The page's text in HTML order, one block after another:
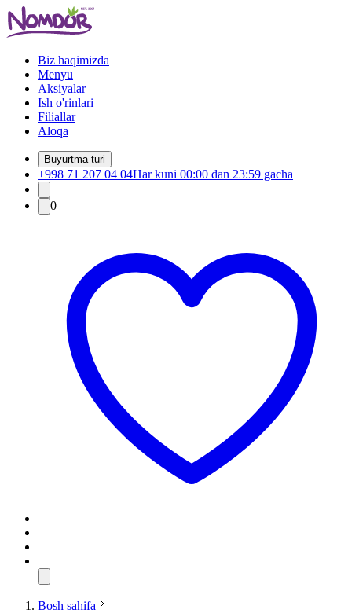
Biz haqimizda
Menyu
Aksiyalar
Ish o'rinlari
Filiallar
Aloqa
Buyurtma turi
+998 71 207 04 04Har kuni 00:00 dan 23:59 gacha
0
Bosh sahifa